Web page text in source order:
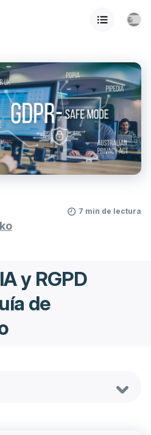
7 min de lectura
y RGPD
de